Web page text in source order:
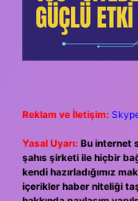
Reklam ve İletişim:
Yasal Uyarı: Bu internet
şahıs şirketi ile hiçbir
kendi hazırladığımız
içerikler haber niteliği